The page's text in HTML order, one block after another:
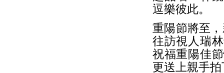
逗樂彼此。
重陽節將至
往訪視人瑞
祝福重陽佳
更送上親手